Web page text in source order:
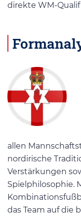
direkte WM-
allen
nordirische
Verstärkungen
Spielphilosophie.
das Team auf die